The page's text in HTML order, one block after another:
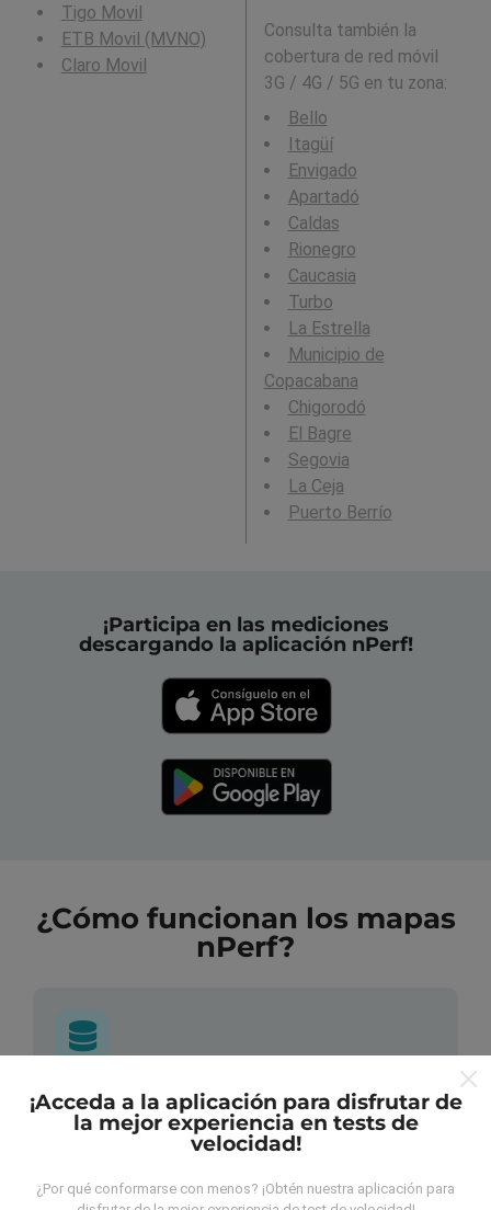
Tigo Movil
ETB Movil (MVNO)
Claro Movil
Consulta también la
cobertura de red móvil
3G / 4G / 5G en tu zona:
Bello
Itagüí
Envigado
Apartadó
Caldas
Rionegro
Caucasia
Turbo
La Estrella
Municipio de
Copacabana
Chigorodó
El Bagre
Segovia
La Ceja
Puerto Berrío
¡Participa en las mediciones
descargando la aplicación nPerf!
¿Cómo funcionan los mapas
nPerf?
¿De dónde provienen los datos?
Las mediciones almacenadas son realizadas por los
hechas en condiciones reales, directamente sobre el
¡Acceda a la aplicación para disfrutar de
la mejor experiencia en tests de
velocidad!
¿Por qué conformarse con menos? ¡Obtén nuestra aplicación para